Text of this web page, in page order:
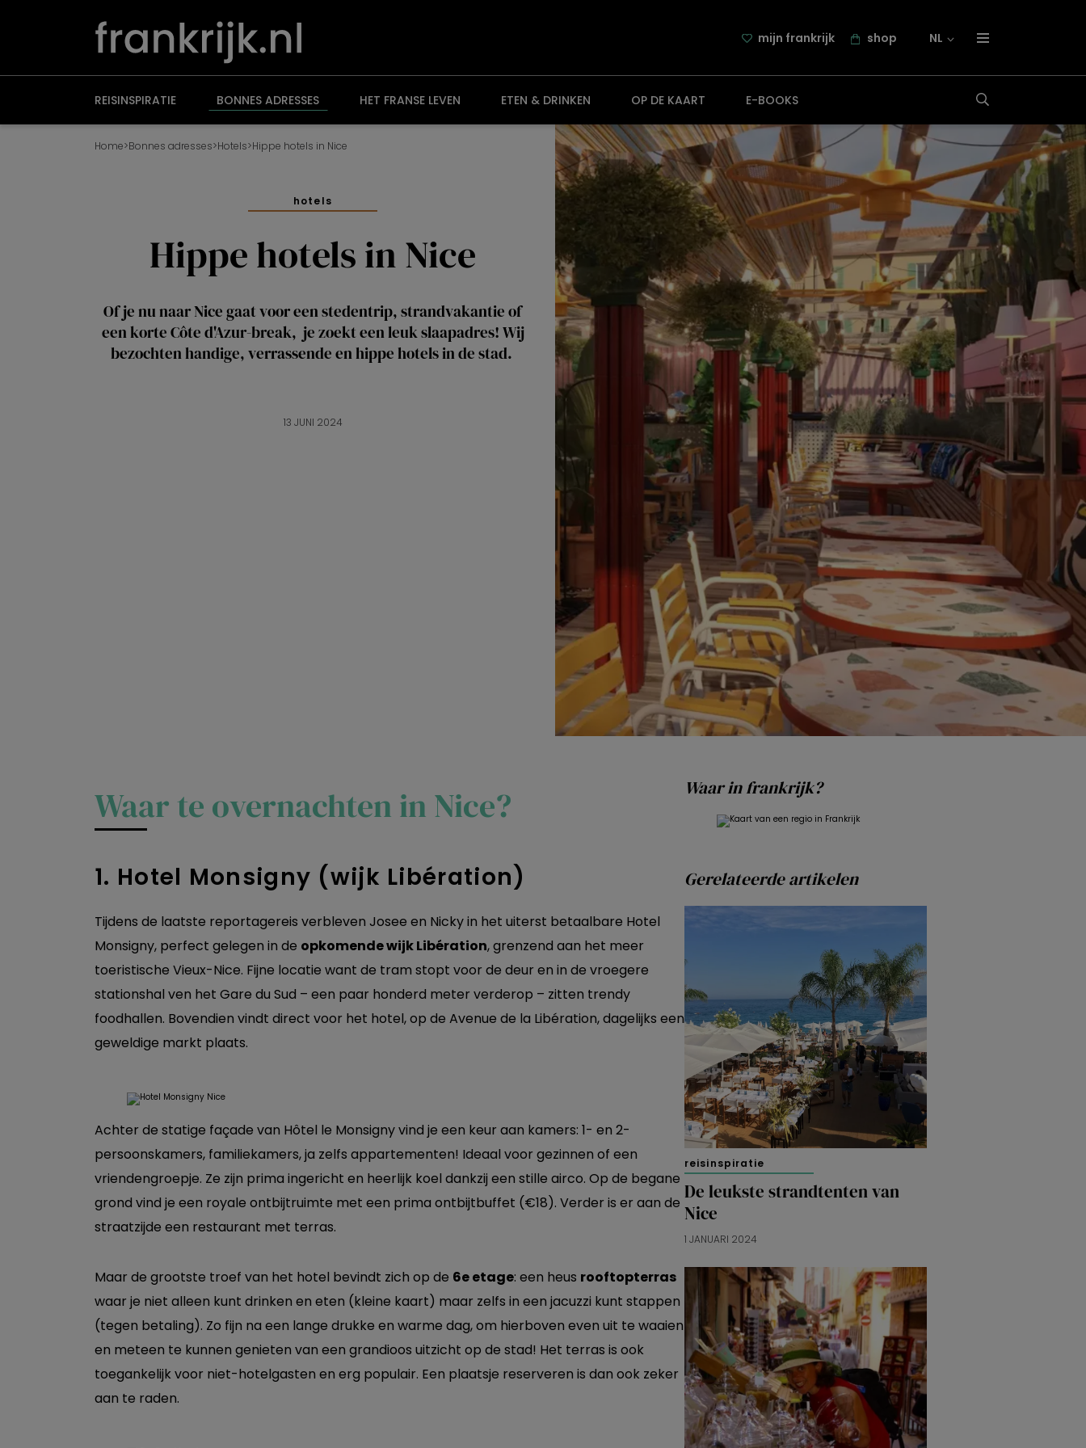
mijn frankrijk shop NL
over frankrijk.nl
samenwerking
contact
REISINSPIRATIE BONNES ADRESSES HET FRANSE LEVEN ETEN & DRINKEN OP DE KAART E-BOOKS
Home>Bonnes adresses>Hotels>Hippe hotels in Nice
hotels
Hippe hotels in Nice
Of je nu naar Nice gaat voor een stedentrip, strandvakantie of
een korte Côte d'Azur-break, je zoekt een leuk slaapadres! Wij
bezochten handige, verrassende en hippe hotels in de stad.
13 JUNI 2024
Waar te overnachten in Nice?
1. Hotel Monsigny (wijk Libération)
Tijdens de laatste reportagereis verbleven Josee en Nicky in het uiterst betaalbare Hotel
Monsigny, perfect gelegen in de opkomende wijk Libération, grenzend aan het meer
toeristische Vieux-Nice. Fijne locatie want de tram stopt voor de deur en in de vroegere
stationshal ven het Gare du Sud – een paar honderd meter verderop – zitten trendy
foodhallen. Bovendien vindt direct voor het hotel, op de Avenue de la Libération, dagelijks een
geweldige markt plaats.
Achter de statige façade van Hôtel le Monsigny vind je een keur aan kamers: 1- en 2-
persoonskamers, familiekamers, ja zelfs appartementen! Ideaal voor gezinnen of een
vriendengroepje. Ze zijn prima ingericht en heerlijk koel dankzij een stille airco. Op de begane
grond vind je een royale ontbijtruimte met een prima ontbijtbuffet (€18). Verder is er aan de
straatzijde een restaurant met terras.
Maar de grootste troef van het hotel bevindt zich op de 6e etage: een heus rooftopterras
waar je niet alleen kunt drinken en eten (kleine kaart) maar zelfs in een jacuzzi kunt stappen
(tegen betaling). Zo fijn na een lange drukke en warme dag, om hierboven even uit te waaien
en meteen te kunnen genieten van een grandioos uitzicht op de stad! Het terras is ook
toegankelijk voor niet-hotelgasten en erg populair. Een plaatsje reserveren is dan ook zeker
aan te raden.
Waar in frankrijk?
Gerelateerde artikelen
reisinspiratie
De leukste strandtenten van
Nice
1 JANUARI 2024